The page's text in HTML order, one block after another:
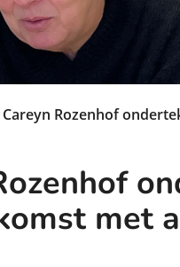
Careyn Rozenhof
met